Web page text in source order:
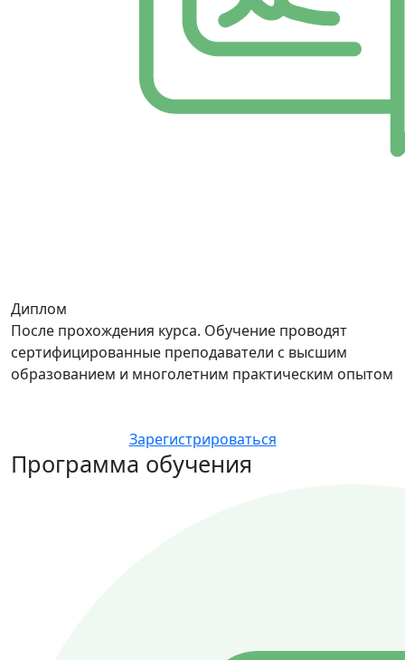
Диплом
После прохождения курса. Обучение проводят
сертифицированные преподаватели с высшим
образованием и многолетним практическим опытом
Зарегистрироваться
Программа обучения